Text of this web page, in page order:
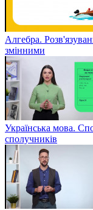
Алгебра.
змінними
Українська мова.
сполучників